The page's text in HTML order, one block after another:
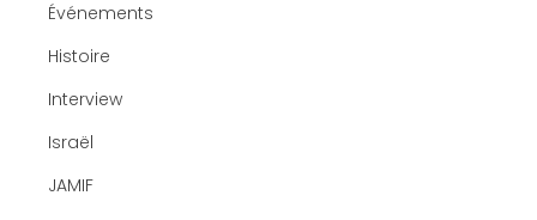
Événements
Histoire
Interview
Israël
JAMIF